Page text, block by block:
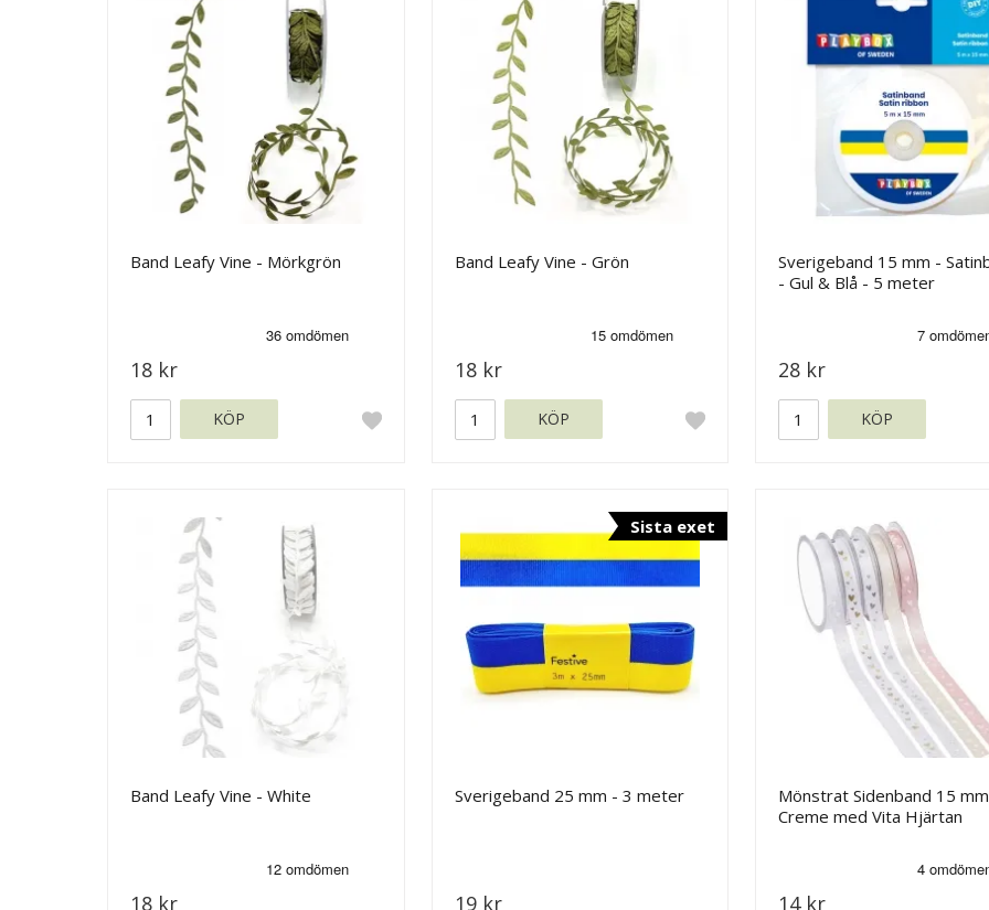
Band Leafy Vine - Mörkgrön
18 kr
KÖP
Band Leafy Vine - Grön
18 kr
KÖP
Sverigeband 15 mm -
- Gul & Blå - 5 meter
28 kr
KÖP
Band Leafy Vine - White
18 kr
Sista exet
Sverigeband 25 mm - 3 meter
19 kr
Mönstrat Sidenband 15
Creme med Vita Hjärtan
14 kr